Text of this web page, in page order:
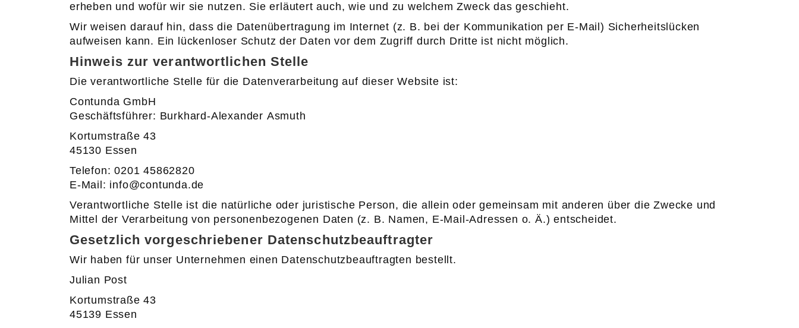
erheben und wofür wir sie nutzen. Sie erläutert auch, wie und zu welchem Zweck das geschieht.
Wir weisen darauf hin, dass die Datenübertragung im Internet (z. B. bei der Kommunikation per E-Mail) Sicherheitslücken
aufweisen kann. Ein lückenloser Schutz der Daten vor dem Zugriff durch Dritte ist nicht möglich.
Hinweis zur verantwortlichen Stelle
Die verantwortliche Stelle für die Datenverarbeitung auf dieser Website ist:
Contunda GmbH
Geschäftsführer: Burkhard-Alexander Asmuth
Kortumstraße 43
45130 Essen
Telefon: 0201 45862820
E-Mail: info@contunda.de
Verantwortliche Stelle ist die natürliche oder juristische Person, die allein oder gemeinsam mit anderen über die Zwecke und
Mittel der Verarbeitung von personenbezogenen Daten (z. B. Namen, E-Mail-Adressen o. Ä.) entscheidet.
Gesetzlich vorgeschriebener Datenschutzbeauftragter
Wir haben für unser Unternehmen einen Datenschutzbeauftragten bestellt.
Julian Post
Kortumstraße 43
45139 Essen